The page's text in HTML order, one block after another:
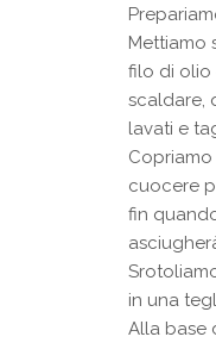
Mettiamo
filo di olio
scaldare,
lavati e
cuocere
fin
in una
Alla base